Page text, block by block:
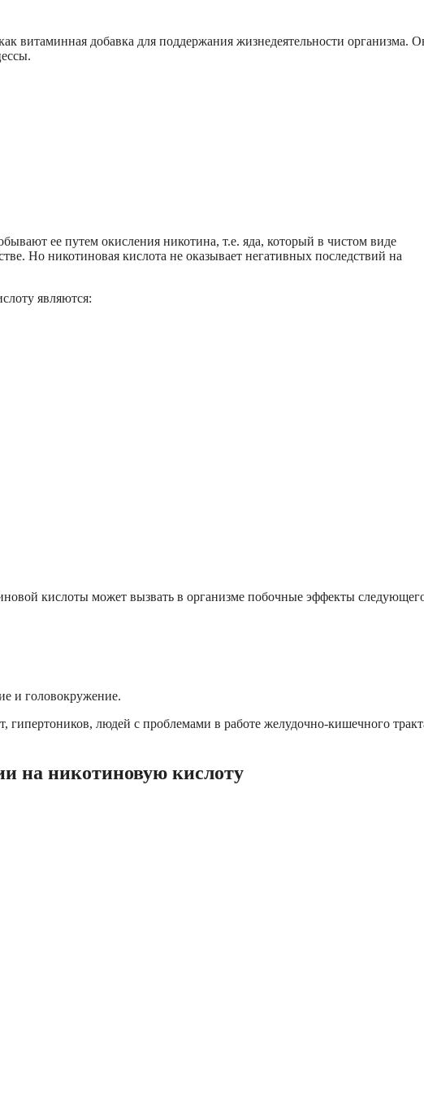
витаминная добавка для поддержания жизнедеятельности организма.
ее путем окисления никотина, т.е. яда, который в чистом виде
Но никотиновая кислота не оказывает негативных последствий на
являются:
кислоты может вызвать в организме побочные эффекты
и головокружение.
гипертоников, людей с проблемами в работе желудочно-кишечного
на никотиновую кислоту